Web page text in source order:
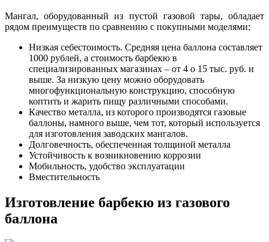
Мангал, оборудованный из пустой газовой тары, обладает
рядом преимуществ по сравнению с покупными моделями:
Низкая себестоимость. Средняя цена баллона составляет
1000 рублей, а стоимость барбекю в
специализированных магазинах – от 4 о 15 тыс. руб. и
выше. За низкую цену можно оборудовать
многофункциональную конструкцию, способную
коптить и жарить пищу различными способами.
Качество металла, из которого производятся газовые
баллоны, намного выше, чем тот, который используется
для изготовления заводских мангалов.
Долговечность, обеспеченная толщиной металла
Устойчивость к возникновению коррозии
Мобильность, удобство эксплуатации
Вместительность
Изготовление барбекю из газового
баллона